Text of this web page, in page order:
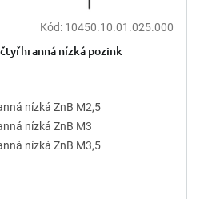
Kód: 10450.10.01.025.000
nízká pozink
nízká ZnB M2,5
nízká ZnB M3
nízká ZnB M3,5